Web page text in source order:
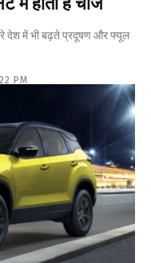
देश में भी बढ़ते प्रदूषण और फ्यूल
PM